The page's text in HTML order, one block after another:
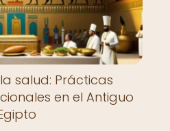
salud: Prácticas
en el Antiguo